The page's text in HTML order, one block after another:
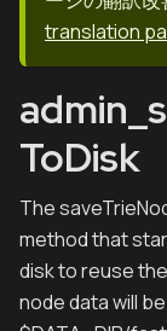
translation
ToDisk
The
method that
disk to reuse
node data will